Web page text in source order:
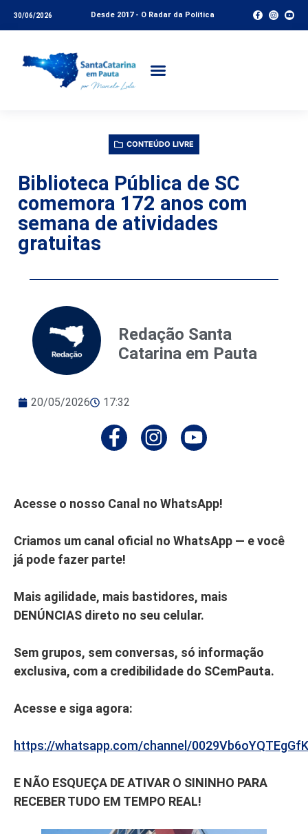
30/06/2026 Desde 2017 - O Radar da Política
CONTEÚDO LIVRE
Biblioteca Pública de SC
comemora 172 anos com
semana de atividades
gratuitas
Redação Santa
Catarina em Pauta
20/05/2026 17:32
Acesse o nosso Canal no WhatsApp!
Criamos um canal oficial no WhatsApp — e você
já pode fazer parte!
Mais agilidade, mais bastidores, mais
DENÚNCIAS direto no seu celular.
Sem grupos, sem conversas, só informação
exclusiva, com a credibilidade do SCemPauta.
Acesse e siga agora:
https://whatsapp.com/channel/
E NÃO ESQUEÇA DE ATIVAR O SININHO PARA
RECEBER TUDO EM TEMPO REAL!